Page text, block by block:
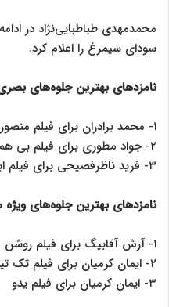
محمدمهدی طباطبایی‌نژاد در
سودای سیمرغ را اعلام کرد.
نامزدهای بهترین جلوه‌های
۱- محمد برادران برای فیلم منصور
۲- جواد مطوری برای فیلم بی همه چیز
۳- فرید ناظرفصیحی برای فیلم ابلق
نامزدهای بهترین جلوه‌های ویژه
۱- آرش آقابیگ برای فیلم روشن
۲- ایمان کرمیان برای فیلم تک تیرانداز
۳- ایمان کرمیان برای فیلم یدو